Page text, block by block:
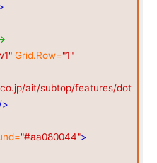
Grid.Row="1"
ait/subtop/features/dot
/>
"#aa080044">